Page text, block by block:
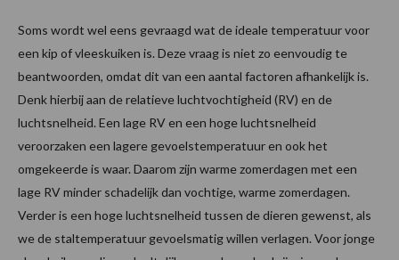
Soms wordt wel eens gevraagd wat de ideale temperatuur voor
een kip of vleeskuiken is. Deze vraag is niet zo eenvoudig te
beantwoorden, omdat dit van een aantal factoren afhankelijk is.
Denk hierbij aan de relatieve luchtvochtigheid (RV) en de
luchtsnelheid. Een lage RV en een hoge luchtsnelheid
veroorzaken een lagere gevoelstemperatuur en ook het
omgekeerde is waar. Daarom zijn warme zomerdagen met een
lage RV minder schadelijk dan vochtige, warme zomerdagen.
Verder is een hoge luchtsnelheid tussen de dieren gewenst, als
we de staltemperatuur gevoelsmatig willen verlagen. Voor jonge